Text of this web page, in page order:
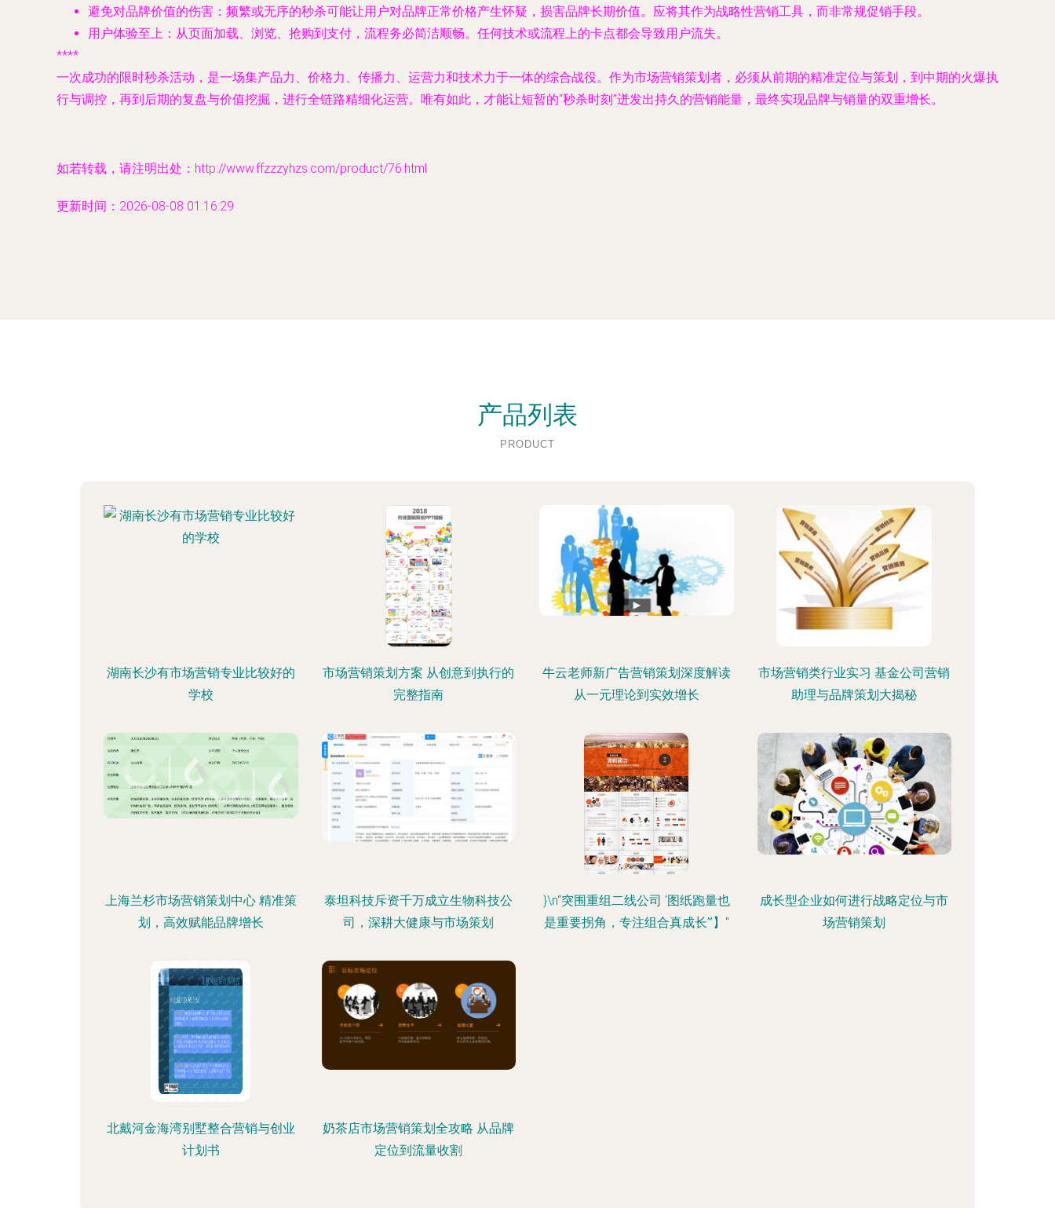
避免对品牌价值的伤害 ：频繁或无序的秒杀可能让用户对品牌正常价格产生怀疑，损害品牌长期价值。应将其作为战略性营销工具，而非常规促销手段。
用户体验至上 ：从页面加载、浏览、抢购到支付，流程务必简洁顺畅。任何技术或流程上的卡点都会导致用户流失。
****
一次成功的限时秒杀活动，是一场集产品力、价格力、传播力、运营力和技术力于一体的综合战役。作为市场营销策划者，必须从前期的精准定位与策划，到中期的火爆执
行与调控，再到后期的复盘与价值挖掘，进行全链路精细化运营。唯有如此，才能让短暂的“秒杀时刻”迸发出持久的营销能量，最终实现品牌与销量的双重增长。
如若转载，请注明出处：http://www.ffzzzyhzs.com/product/76.html
更新时间：2026-08-08 01:16:29
产品列表
PRODUCT
湖南长沙有市场营销专业比较好的
学校
市场营销策划方案 从创意到执行的
完整指南
牛云老师新广告营销策划深度解读
从一元理论到实效增长
市场营销类行业实习 基金公司营销
助理与品牌策划大揭秘
上海兰杉市场营销策划中心 精准策
划，高效赋能品牌增长
泰坦科技斥资千万成立生物科技公
司，深耕大健康与市场策划
}\n“突围重组二线公司 ‘图纸跑量也
是重要拐角，专注组合真成长’”】"
成长型企业如何进行战略定位与市
场营销策划
北戴河金海湾别墅整合营销与创业
计划书
奶茶店市场营销策划全攻略 从品牌
定位到流量收割